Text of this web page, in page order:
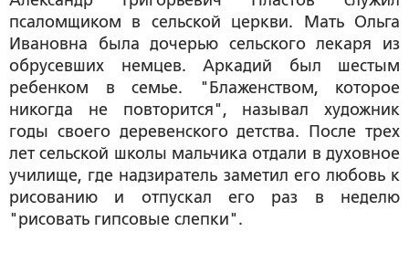
псаломщиком в сельской церкви. Мать Ольга
Ивановна была дочерью сельского лекаря из
обрусевших немцев. Аркадий был шестым
ребенком в семье. "Блаженством, которое
никогда не повторится", называл художник
годы своего деревенского детства. После трех
лет сельской школы мальчика отдали в духовное
училище, где надзиратель заметил его любовь к
рисованию и отпускал его раз в неделю
"рисовать гипсовые слепки".